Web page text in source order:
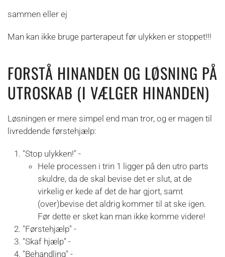
sammen eller ej
Man kan ikke bruge parterapeut før ulykken er stoppet!!!
FORSTÅ HINANDEN OG LØSNING PÅ
UTROSKAB (I VÆLGER HINANDEN)
Løsningen er mere simpel end man tror, og er magen til
livreddende førstehjælp:
"Stop ulykken!" -
Hele processen i trin 1 ligger på den utro parts
skuldre, da de skal bevise det er slut, at de
virkelig er kede af det de har gjort, samt
(over)bevise det aldrig kommer til at ske igen.
Før dette er sket kan man ikke komme videre!
"Førstehjælp" -
"Skaf hjælp" -
"Behandling" -